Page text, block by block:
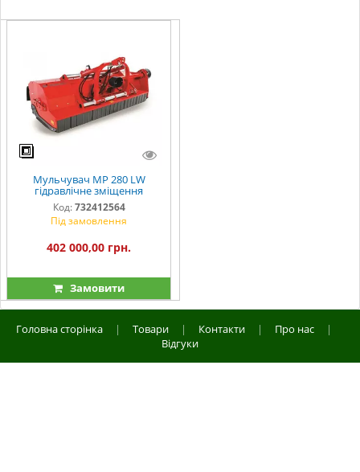
Мульчувач МР 280 LW
гідравлічне зміщення
Код: 732412564
Під замовлення
402 000,00 грн.
Замовити
Головна сторінка | Товари | Контакти | Про нас
|
Відгуки